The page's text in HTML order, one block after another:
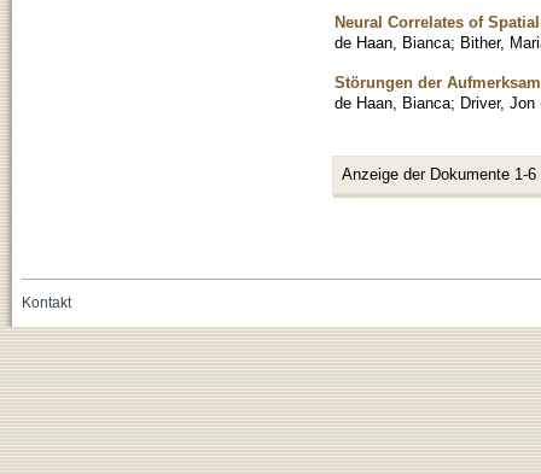
Neural Correlates of
de Haan, Bianca; Bither,
Störungen der
de Haan, Bianca; Driver, Jon
Anzeige der Dokumente 1-6
Kontakt